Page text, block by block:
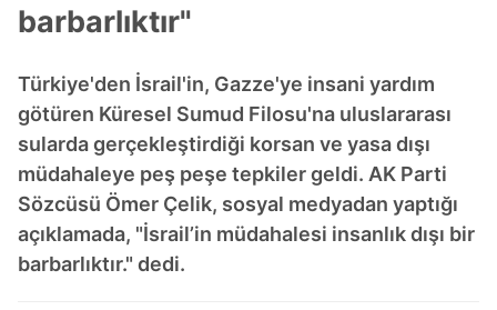
barbarlıktır"
Türkiye'den İsrail'in, Gazze'ye insani yardım
götüren Küresel Sumud Filosu'na uluslararası
sularda gerçekleştirdiği korsan ve yasa dışı
müdahaleye peş peşe tepkiler geldi. AK Parti
Sözcüsü Ömer Çelik, sosyal medyadan yaptığı
açıklamada, "İsrail’in müdahalesi insanlık dışı bir
barbarlıktır." dedi.